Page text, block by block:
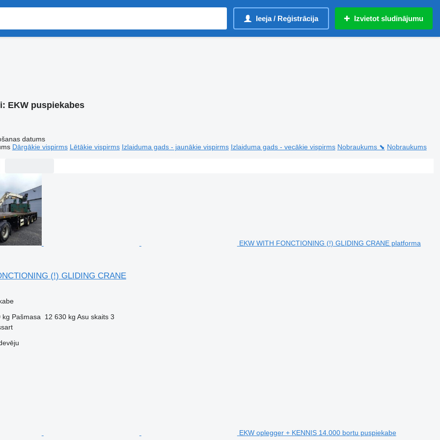
Ieeja / Reģistrācija Izvietot sludinājumu
EKW puspiekabes
datums
Dārgākie vispirms Lētākie vispirms Izlaiduma gads - jaunākie vispirms Izlaiduma gads - vecākie vispirms Nobraukums ⬊ Nobraukums
EKW WITH FONCTIONING (!) GLIDING CRANE platforma
(!) GLIDING CRANE
kg Pašmasa 12 630 kg Asu skaits 3
EKW oplegger + KENNIS 14.000 bortu puspiekabe